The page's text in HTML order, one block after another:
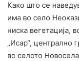
Како што се
има во село
ниска вегетација,
„Исар“, централно
во селото